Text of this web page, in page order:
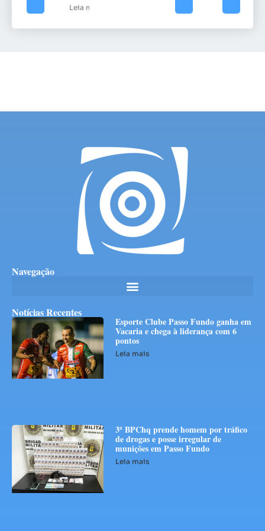
Leia mais
Navegação
Notícias Recentes
Esporte Clube Passo Fundo ganha em
Vacaria e chega à liderança com 6
pontos
Leia mais
3º BPChq prende homem por tráfico
de drogas e posse irregular de
munições em Passo Fundo
Leia mais